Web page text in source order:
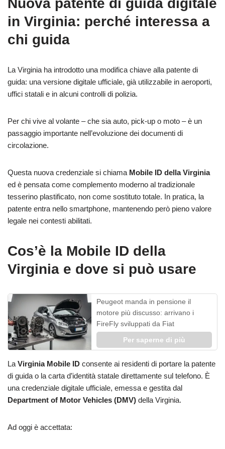
in Virginia: perché interessa a
chi guida
La Virginia ha introdotto una modifica chiave alla patente di
guida: una versione digitale ufficiale, già utilizzabile in aeroporti,
uffici statali e in alcuni controlli di polizia.
Per chi vive al volante – che sia auto, pick-up o moto – è un
passaggio importante nell’evoluzione dei documenti di
circolazione.
Questa nuova credenziale si chiama Mobile ID della Virginia
ed è pensata come complemento moderno al tradizionale
tesserino plastificato, non come sostituto totale. In pratica, la
patente entra nello smartphone, mantenendo però pieno valore
legale nei contesti abilitati.
Cos’è la Mobile ID della
Virginia e dove si può usare
Peugeot manda in pensione il
motore più discusso: arrivano i
FireFly sviluppati da Fiat
Per saperne di più
La Virginia Mobile ID consente ai residenti di portare la patente
di guida o la carta d’identità statale direttamente sul telefono. È
una credenziale digitale ufficiale, emessa e gestita dal
Department of Motor Vehicles (DMV) della Virginia.
Ad oggi è accettata: